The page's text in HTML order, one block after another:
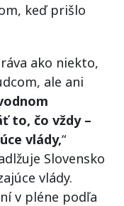
keď prišlo
ako niekto,
ale ani
to, čo vždy –
vlády,“
Slovensko
vlády.
v pléne podľa